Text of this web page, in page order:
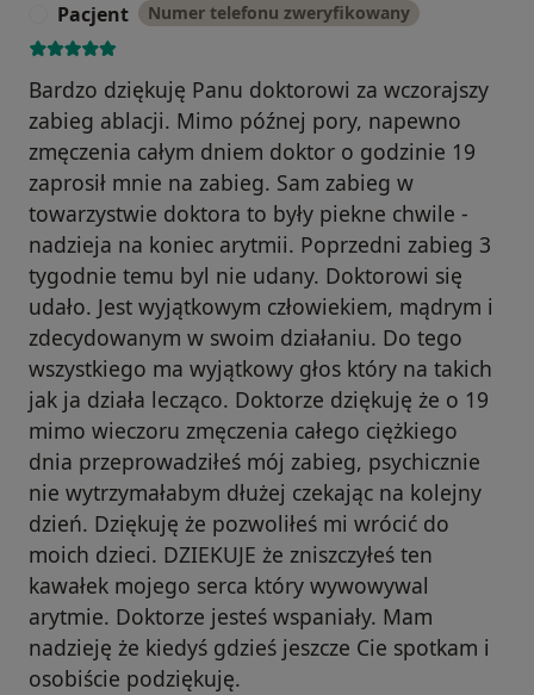
Pacjent Numer telefonu zweryfikowany
Bardzo dziękuję Panu doktorowi za wczorajszy
zabieg ablacji. Mimo późnej pory, napewno
zmęczenia całym dniem doktor o godzinie 19
zaprosił mnie na zabieg. Sam zabieg w
towarzystwie doktora to były piekne chwile -
nadzieja na koniec arytmii. Poprzedni zabieg 3
tygodnie temu byl nie udany. Doktorowi się
udało. Jest wyjątkowym człowiekiem, mądrym i
zdecydowanym w swoim działaniu. Do tego
wszystkiego ma wyjątkowy głos który na takich
jak ja działa lecząco. Doktorze dziękuję że o 19
mimo wieczoru zmęczenia całego ciężkiego
dnia przeprowadziłeś mój zabieg, psychicznie
nie wytrzymałabym dłużej czekając na kolejny
dzień. Dziękuję że pozwoliłeś mi wrócić do
moich dzieci. DZIEKUJE że zniszczyłeś ten
kawałek mojego serca który wywowywal
arytmie. Doktorze jesteś wspaniały. Mam
nadzieję że kiedyś gdzieś jeszcze Cie spotkam i
osobiście podziękuję.